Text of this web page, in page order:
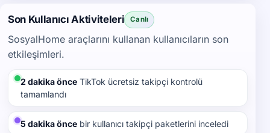
Son Kullanıcı Aktiviteleri Canlı
SosyalHome araçlarını kullanan kullanıcıların son
etkileşimleri.
2 dakika önce TikTok ücretsiz takipçi kontrolü
tamamlandı
5 dakika önce bir kullanıcı takipçi paketlerini inceledi